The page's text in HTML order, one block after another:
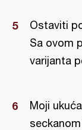
Ostaviti
Sa ovom
varijanta
Moji